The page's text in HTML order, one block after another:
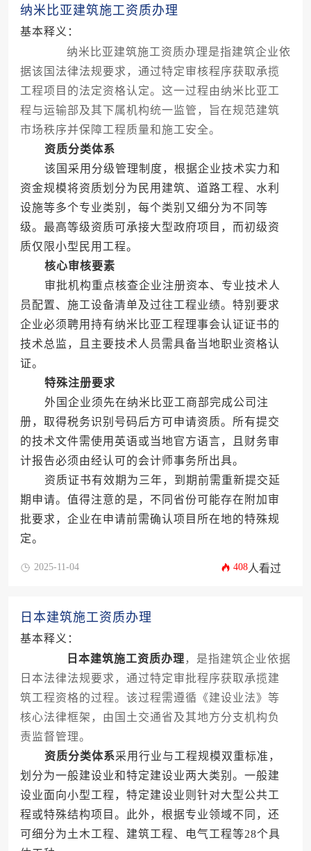
纳米比亚建筑施工资质办理
基本释义：
纳米比亚建筑施工资质办理是指建筑企业依
据该国法律法规要求，通过特定审核程序获取承揽
工程项目的法定资格认定。这一过程由纳米比亚工
程与运输部及其下属机构统一监管，旨在规范建筑
市场秩序并保障工程质量和施工安全。
资质分类体系
该国采用分级管理制度，根据企业技术实力和
资金规模将资质划分为民用建筑、道路工程、水利
设施等多个专业类别，每个类别又细分为不同等
级。最高等级资质可承接大型政府项目，而初级资
质仅限小型民用工程。
核心审核要素
审批机构重点核查企业注册资本、专业技术人
员配置、施工设备清单及过往工程业绩。特别要求
企业必须聘用持有纳米比亚工程理事会认证证书的
技术总监，且主要技术人员需具备当地职业资格认
证。
特殊注册要求
外国企业须先在纳米比亚工商部完成公司注
册，取得税务识别号码后方可申请资质。所有提交
的技术文件需使用英语或当地官方语言，且财务审
计报告必须由经认可的会计师事务所出具。
资质证书有效期为三年，到期前需重新提交延
期申请。值得注意的是，不同省份可能存在附加审
批要求，企业在申请前需确认项目所在地的特殊规
定。
2025-11-04 408人看过
日本建筑施工资质办理
基本释义：
日本建筑施工资质办理 ，是指建筑企业依据
日本法律法规要求，通过特定审批程序获取承揽建
筑工程资格的过程。该过程需遵循《建设业法》等
核心法律框架，由国土交通省及其地方分支机构负
责监督管理。
资质分类体系采用行业与工程规模双重标准，
划分为一般建设业和特定建设业两大类别。一般建
设业面向小型工程，特定建设业则针对大型公共工
程或特殊结构项目。此外，根据专业领域不同，还
可细分为土木工程、建筑工程、电气工程等28个具